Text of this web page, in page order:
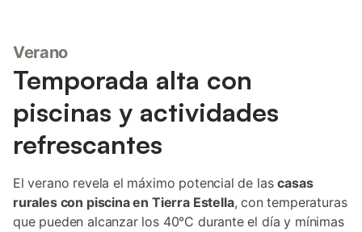
Verano
Temporada alta con
piscinas y actividades
refrescantes
El verano revela el máximo potencial de lascasas
rurales con piscina en Tierra Estella, con temperaturas
que pueden alcanzar los 40°C durante el día y mínimas